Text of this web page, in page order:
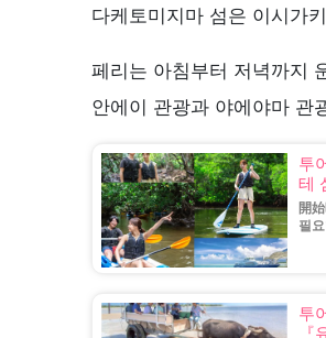
다케토미지마 섬은 이시가
페리는 아침부터 저녁까지
안에이 관광과 야에야마 관
투
테
開
필
투